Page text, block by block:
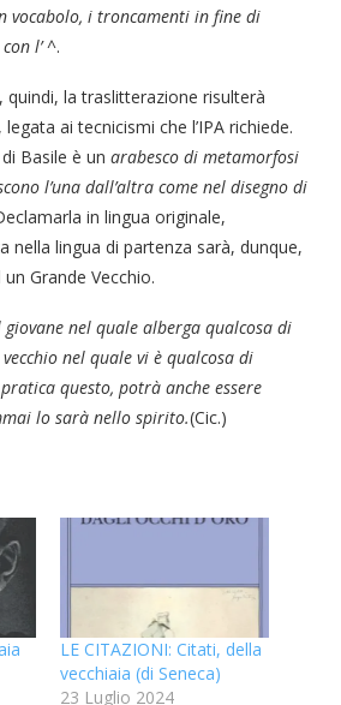
vocabolo, i troncamenti in fine di
l’ ^.
quindi, la traslitterazione risulterà
ai tecnicismi che l’IPA richiede.
Basile è un arabesco di metamorfosi
l’una dall’altra come nel disegno di
in lingua originale,
nella lingua di partenza sarà, dunque,
Grande Vecchio.
nel quale alberga qualcosa di
nel quale vi è qualcosa di
questo, potrà anche essere
lo sarà nello spirito.(Cic.)
LE CITAZIONI: Citati, della
vecchiaia (di Seneca)
23 Luglio 2024